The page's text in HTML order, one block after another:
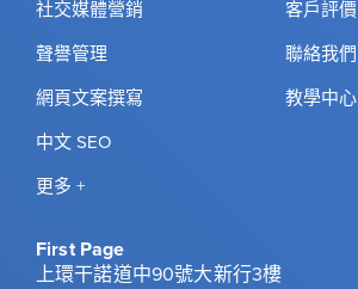
社交媒體營銷
聲譽管理
網頁文案撰寫
中文 SEO
更多 +
客戶評價
聯絡我們
教學中心
First Page
上環干諾道中90號大新行3樓